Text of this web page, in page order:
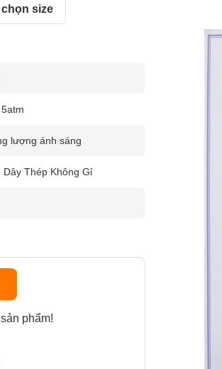
size
5atm
lượng ánh sáng
Dây Thép Không Gỉ
phẩm!